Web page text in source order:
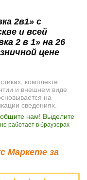
2в1» с
и всей
2 в 1» на 26
цене
комплекте
и внешнем виде
на
сведениях.
нам! Выделите
работает в браузерах
Маркете за